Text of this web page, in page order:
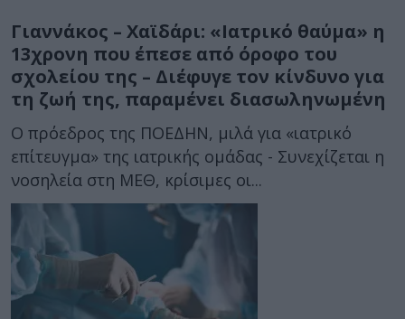
Γιαννάκος – Χαϊδάρι: «Ιατρικό θαύμα» η
13χρονη που έπεσε από όροφο του
σχολείου της – Διέφυγε τον κίνδυνο για
τη ζωή της, παραμένει διασωληνωμένη
Ο πρόεδρος της ΠΟΕΔΗΝ, μιλά για «ιατρικό
επίτευγμα» της ιατρικής ομάδας - Συνεχίζεται η
νοσηλεία στη ΜΕΘ, κρίσιμες οι...